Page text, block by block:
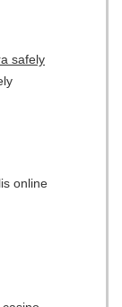
safely
online